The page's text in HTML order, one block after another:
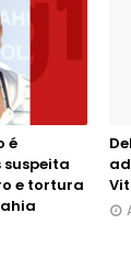
é
e tortura